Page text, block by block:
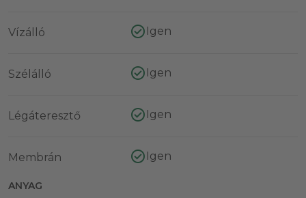
Vízálló Igen
Szélálló Igen
Légáteresztő Igen
Membrán Igen
ANYAG